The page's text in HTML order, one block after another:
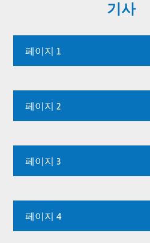
기사
페이지 1
페이지 2
페이지 3
페이지 4